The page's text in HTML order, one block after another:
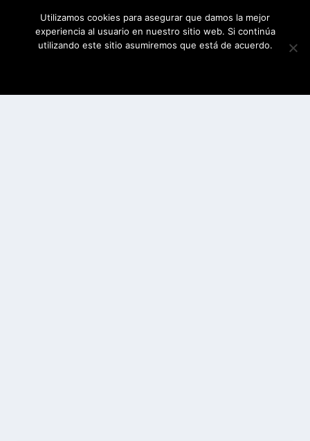
Utilizamos cookies para asegurar que damos la mejor
experiencia al usuario en nuestro sitio web. Si continúa
utilizando este sitio asumiremos que está de acuerdo.